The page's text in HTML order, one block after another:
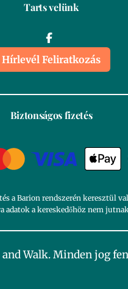
Tarts velünk
Hírlevél Feliratkozás
Biztonságos fizetés
a Barion rendszerén keresztül
adatok a kereskedőhöz nem
Walk. Minden jog